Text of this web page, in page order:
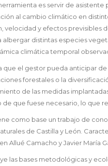
es servir de
al cambio climático en
velocidad y efectos previsibles
albergar distintas especies
climática temporal
que el gestor pueda anticipar
forestales o la
de las medidas
de que fuese necesario, lo que
como base un trabajo de
de Castilla y León.
Allué Camacho y Javier María
las bases metodológicas y